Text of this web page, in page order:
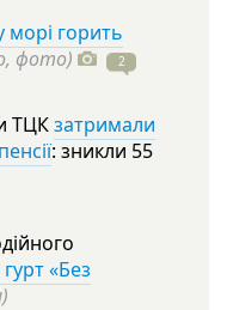
морі горить
фото) 2
ТЦКзатримали
: зникли 55
«Без